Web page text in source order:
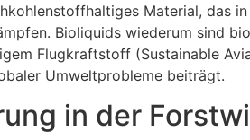
Material, das
Bioliquids wiederum sind
Flugkraftstoff (Sustainable
Umweltprobleme beiträgt.
in der